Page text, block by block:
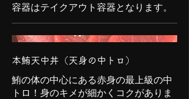
容器はテイクアウト容器となります。
本鮪天中丼（天身の中トロ）
鮪の体の中心にある赤身の最上級の中
トロ！身のキメが細かくコクがありま